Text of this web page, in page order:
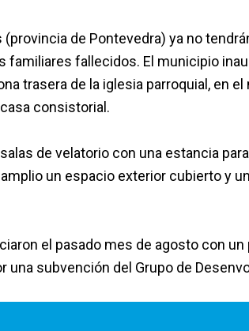
de Pontevedra) ya no
familiares fallecidos. El municipio
trasera de la iglesia parroquial, en
consistorial.
de velatorio con una estancia
un espacio exterior cubierto y
el pasado mes de agosto con
subvención del Grupo de